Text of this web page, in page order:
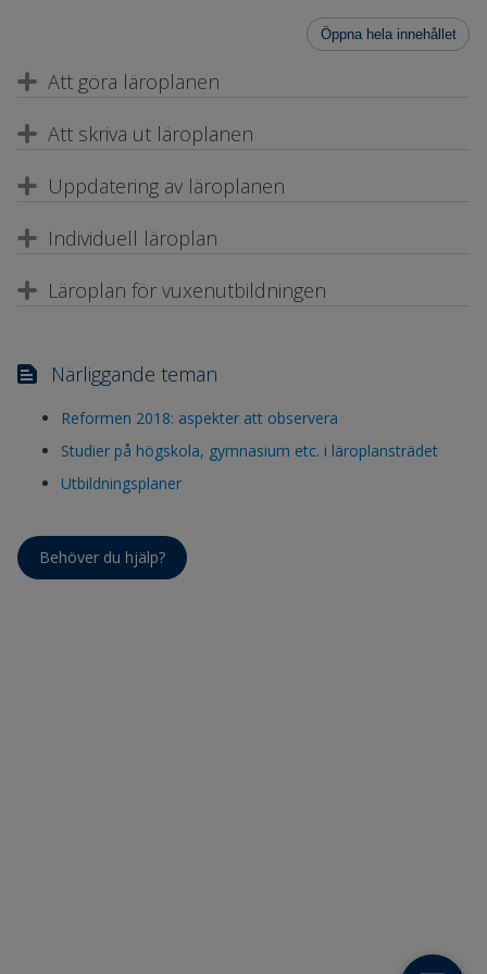
Öppna hela innehållet
Att göra läroplanen
Att skriva ut läroplanen
Uppdatering av läroplanen
Individuell läroplan
Läroplan för vuxenutbildningen
Närliggande teman
Reformen 2018: aspekter att observera
Studier på högskola, gymnasium etc. i läroplansträdet
Utbildningsplaner
Behöver du hjälp?